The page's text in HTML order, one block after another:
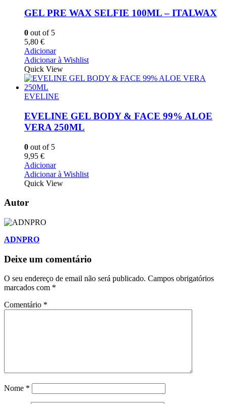
GEL PRE WAX SELFIE 100ML – ITALWAX
0 out of 5
5,80 €
Adicionar
Adicionar à Wishlist
Quick View
EVELINE
EVELINE GEL BODY & FACE 99% ALOE
VERA 250ML
0 out of 5
9,95 €
Adicionar
Adicionar à Wishlist
Quick View
Autor
ADNPRO
Deixe um comentário
O seu endereço de email não será publicado. Campos obrigatórios
marcados com *
Comentário *
Nome *